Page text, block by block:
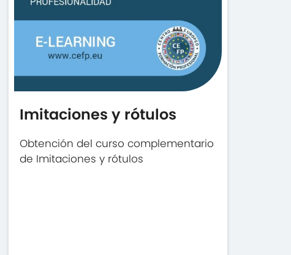
Imitaciones y rótulos
Obtención del curso complementario
de Imitaciones y rótulos